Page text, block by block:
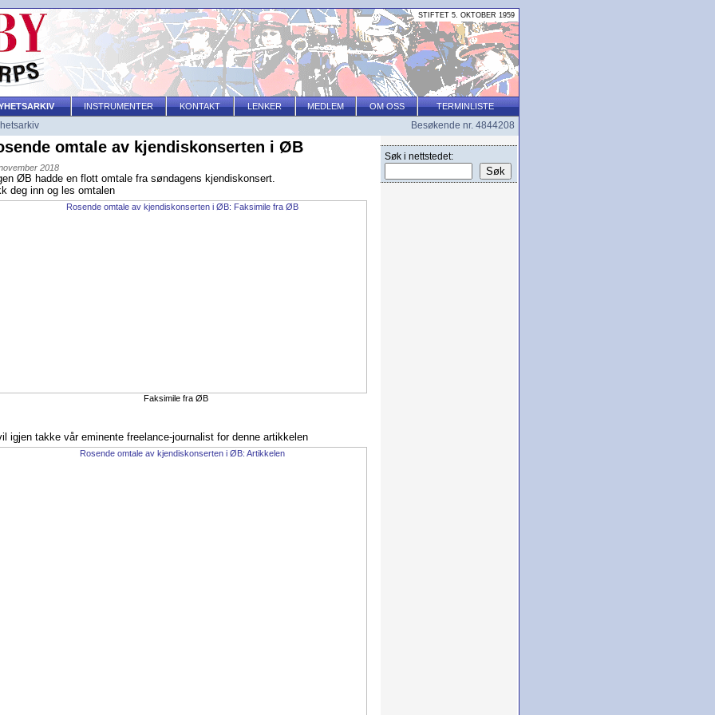
STIFTET 5. OKTOBER 1959
INSTRUMENTER KONTAKT LENKER MEDLEM OM OSS TERMINLISTE
Besøkende nr. 4844208
omtale av kjendiskonserten i ØB
2018
ØB hadde en flott omtale fra søndagens kjendiskonsert.
deg inn og les omtalen
Faksimile fra ØB
igjen takke vår eminente freelance-journalist for denne artikkelen
Søk i nettstedet: